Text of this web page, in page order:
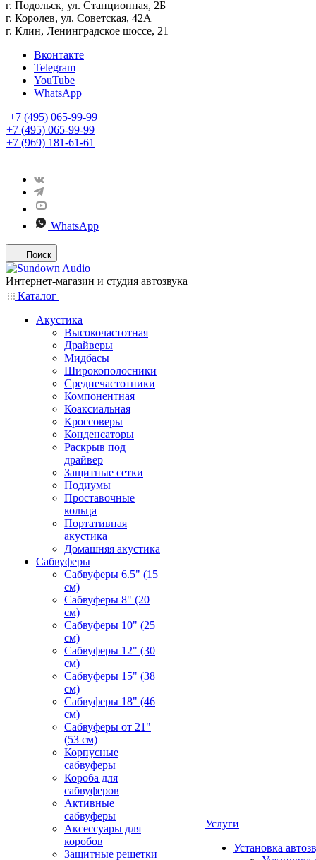
г. Подольск, ул. Станционная, 2Б
г. Королев, ул. Советская, 42А
г. Клин, Ленинградское шоссе, 21
Вконтакте
Telegram
YouTube
WhatsApp
+7 (495) 065-99-99
+7 (495) 065-99-99
+7 (969) 181-61-61
WhatsApp
Поиск
Интернет-магазин и студия автозвука
Каталог
Акустика
Высокочастотная
Драйверы
Мидбасы
Широкополосники
Среднечастотники
Компонентная
Коаксиальная
Кроссоверы
Конденсаторы
Раскрыв под
драйвер
Защитные сетки
Подиумы
Проставочные
кольца
Портативная
акустика
Домашняя акустика
Сабвуферы
Сабвуферы 6.5" (15
см)
Сабвуферы 8" (20
см)
Сабвуферы 10" (25
см)
Сабвуферы 12" (30
см)
Сабвуферы 15" (38
см)
Сабвуферы 18" (46
см)
Сабвуферы от 21"
(53 см)
Корпусные
сабвуферы
Короба для
сабвуферов
Активные
сабвуферы
Аксессуары для
коробов
Защитные решетки
Услуги
Установка